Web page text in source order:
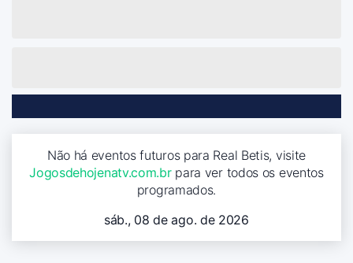
Não há eventos futuros para Real Betis, visite
Jogosdehojenatv.com.brpara ver todos os eventos
programados.
sáb., 08 de ago. de 2026